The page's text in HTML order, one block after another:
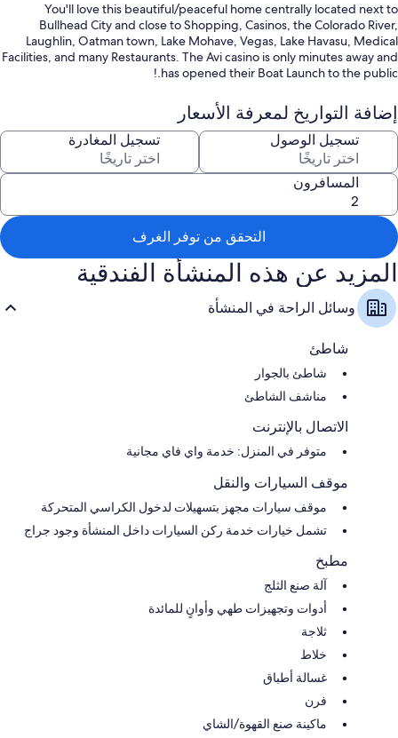
You'll love this beautiful/peaceful home centrally located next to
Bullhead City and close to Shopping, Casinos, the Colorado River,
Laughlin, Oatman town, Lake Mohave, Vegas, Lake Havasu, Medical
Facilities, and many Restaurants. The Avi casino is only minutes away and
has opened their Boat Launch to the public.!
إضافة التواريخ لمعرفة الأسعار
تسجيل الوصول تسجيل المغادرة
المسافرون
التحقق من توفر الغرف
المزيد عن هذه المنشأة الفندقية
وسائل الراحة في المنشأة
شاطئ
شاطئ بالجوار
مناشف الشاطئ
الاتصال بالإنترنت
متوفر في المنزل: خدمة واي فاي مجانية
موقف السيارات والنقل
موقف سيارات مجهز بتسهيلات لدخول الكراسي المتحركة
تشمل خيارات خدمة ركن السيارات داخل المنشأة وجود جراج
مطبخ
آلة صنع الثلج
أدوات وتجهيزات طهي وأوانٍ للمائدة
ثلاجة
خلاط
غسالة أطباق
فرن
ماكينة صنع القهوة/الشاي